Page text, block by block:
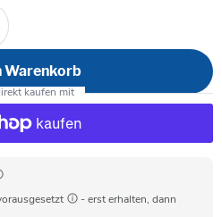
Warenkorb
- erst erhalten, dann